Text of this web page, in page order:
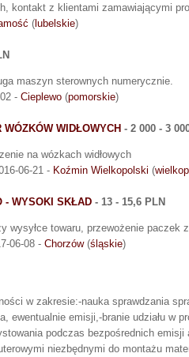
kontakt z klientami zamawiającymi
(lubelskie)
maszyn sterownych numerycznie.
- Cieplewo (pomorskie)
WIDŁOWYCH - 2 000 - 3
na wózkach widłowych
06-21 - Koźmin Wielkopolski (
- WYSOKI SKŁAD - 13 - 15,6 PLN
wysyłce towaru, przewożenie paczek
06-08 - Chorzów(śląskie)
w zakresie:-nauka sprawdzania
ewentualnie emisji,-branie udziału w
podczas bezpośrednich emisji
niezbędnymi do montażu